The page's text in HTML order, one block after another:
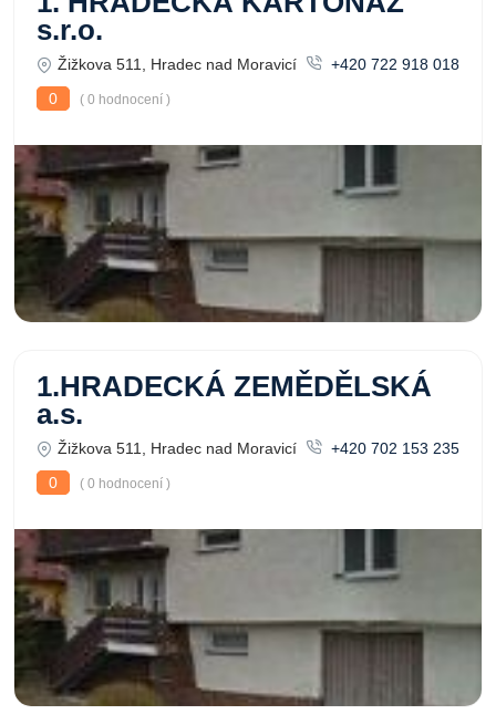
s.r.o.
Žižkova 511, Hradec nad Moravicí
+420 722 918 018
0
( 0 hodnocení )
1.HRADECKÁ ZEMĚDĚLSKÁ
a.s.
Žižkova 511, Hradec nad Moravicí
+420 702 153 235
0
( 0 hodnocení )